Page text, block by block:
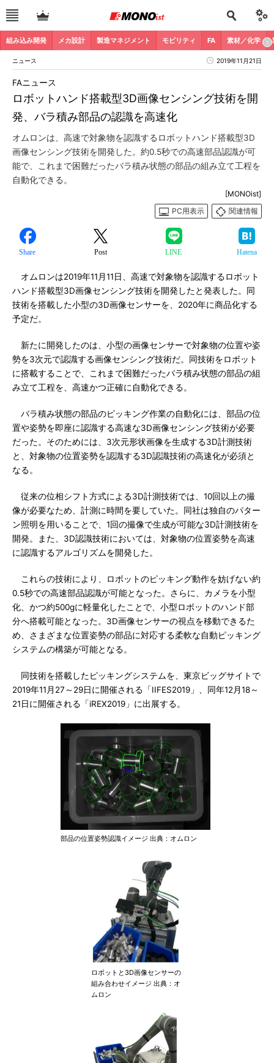
組み込み開発 メカ設計 製造マネジメント モビリティ FA 素材／化学
ニュース 2019年11月21日
ロボットハンド搭載型3D画像センシング技術を開
発、バラ積み部品の認識を高速化
FAニュース
オムロンは、高速で対象物を認識するロボットハンド搭載型3D
画像センシング技術を開発した。約0.5秒での高速部品認識が可
能で、これまで困難だったバラ積み状態の部品の組み立て工程を
自動化できる。
[MONOist]
PC用表示
関連情報
Share Post LINE Hatena
オムロンは2019年11月11日、高速で対象物を認識するロボット
ハンド搭載型3D画像センシング技術を開発したと発表した。同
技術を搭載した小型の3D画像センサーを、2020年に商品化する
予定だ。
新たに開発したのは、小型の画像センサーで対象物の位置や姿
勢を3次元で認識する画像センシング技術だ。同技術をロボット
に搭載することで、これまで困難だったバラ積み状態の部品の組
み立て工程を、高速かつ正確に自動化できる。
バラ積み状態の部品のピッキング作業の自動化には、部品の位
置や姿勢を即座に認識する高速な3D画像センシング技術が必要
だった。そのためには、3次元形状画像を生成する3D計測技術
と、対象物の位置姿勢を認識する3D認識技術の高速化が必須と
なる。
従来の位相シフト方式による3D計測技術では、10回以上の撮
像が必要なため、計測に時間を要していた。同社は独自のパター
ン照明を用いることで、1回の撮像で生成が可能な3D計測技術を
開発。また、3D認識技術においては、対象物の位置姿勢を高速
に認識するアルゴリズムを開発した。
これらの技術により、ロボットのピッキング動作を妨げない約
0.5秒での高速部品認識が可能となった。さらに、カメラを小型
化、かつ約500gに軽量化したことで、小型ロボットのハンド部
分へ搭載可能となった。3D画像センサーの視点を移動できるた
め、さまざまな位置姿勢の部品に対応する柔軟な自動ピッキング
システムの構築が可能となる。
同技術を搭載したピッキングシステムを、東京ビッグサイトで
2019年11月27～29日に開催される「IIFES2019」、同年12月18～
21日に開催される「iREX2019」に出展する。
部品の位置姿勢認識イメージ 出典：オムロン
ロボットと3D画像センサーの
組み合わせイメージ 出典：オ
ムロン